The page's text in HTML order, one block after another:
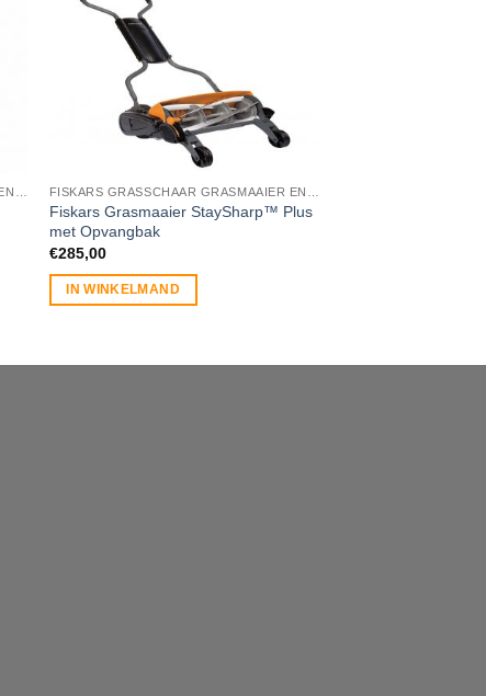
Fiskars Grasmaaier StaySharp™ Plus
met Opvangbak
€285,00
IN WINKELMAND